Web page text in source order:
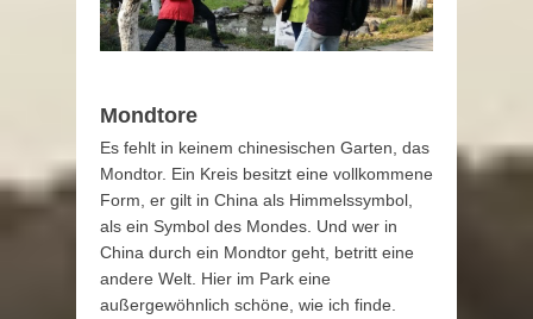
Mondtore
Es fehlt in keinem chinesischen Garten, das
Mondtor. Ein Kreis besitzt eine vollkommene
Form, er gilt in China als Himmelssymbol,
als ein Symbol des Mondes. Und wer in
China durch ein Mondtor geht, betritt eine
andere Welt. Hier im Park eine
außergewöhnlich schöne, wie ich finde.